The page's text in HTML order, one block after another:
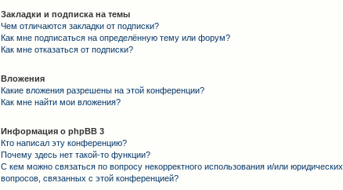
Закладки и подписка на темы
Чем отличаются закладки от подписки?
Как мне подписаться на определённую тему или форум?
Как мне отказаться от подписки?
Вложения
Какие вложения разрешены на этой конференции?
Как мне найти мои вложения?
Информация о phpBB 3
Кто написал эту конференцию?
Почему здесь нет такой-то функции?
С кем можно связаться по вопросу некорректного использования и/или юридических
вопросов, связанных с этой конференцией?